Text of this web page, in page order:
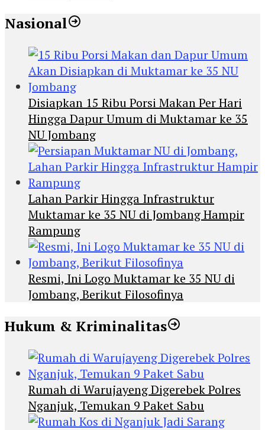
Nasional
Disiapkan 15 Ribu Porsi Makan Per Hari
Hingga Dapur Umum di Muktamar ke 35
NU Jombang
Lahan Parkir Hingga Infrastruktur
Muktamar ke 35 NU di Jombang Hampir
Rampung
Resmi, Ini Logo Muktamar ke 35 NU di
Jombang, Berikut Filosofinya
Hukum & Kriminalitas
Rumah di Warujayeng Digerebek Polres
Nganjuk, Temukan 9 Paket Sabu